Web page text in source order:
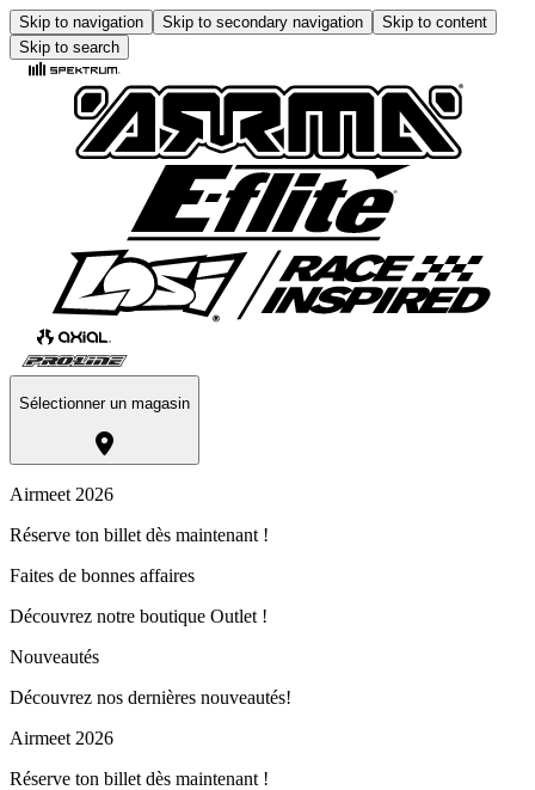
Skip to navigation Skip to secondary navigation
Skip to content
Skip to search
Sélectionner un magasin
Airmeet 2026
Réserve ton billet dès maintenant !
Faites de bonnes affaires
Découvrez notre boutique Outlet !
Nouveautés
Découvrez nos dernières nouveautés!
Airmeet 2026
Réserve ton billet dès maintenant !